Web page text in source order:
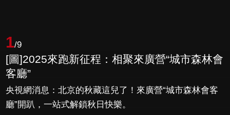
1/9
[圖]2025來跑新征程：相聚來廣營“城市森林會
客廳”
央視網消息：北京的秋藏這兒了！來廣營“城市森林會客
廳”開趴，一站式解鎖秋日快樂。